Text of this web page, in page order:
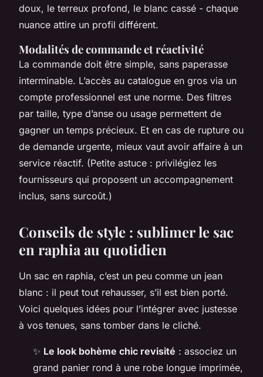
doux, le terreux profond, le blanc cassé - chaque
nuance attire un profil différent.
Modalités de commande et réactivité
La commande doit être simple, sans paperasse
interminable. L’accès au catalogue en gros via un
compte professionnel est une norme. Des filtres
par taille, type d’anse ou usage permettent de
gagner un temps précieux. Et en cas de rupture ou
de demande urgente, mieux vaut avoir affaire à un
service réactif. (Petite astuce : privilégiez les
fournisseurs qui proposent un accompagnement
inclus, sans surcoût.)
Conseils de style : sublimer le sac
en raphia au quotidien
Un sac en raphia, c’est un peu comme un jean
blanc : il peut tout rehausser, s’il est bien porté.
Voici quelques idées pour l’intégrer avec justesse
à vos tenues, sans tomber dans le cliché.
✨ Le look bohème chic revisité : associez un
grand panier rond à une robe longue imprimée,